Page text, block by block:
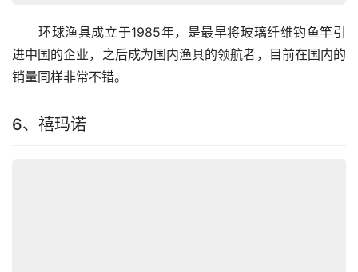
环球渔具成立于1985年，是最早将玻璃纤维钓鱼竿引
进中国的企业，之后成为国内渔具的领航者，目前在国内的
销量同样非常不错。
6、禧玛诺